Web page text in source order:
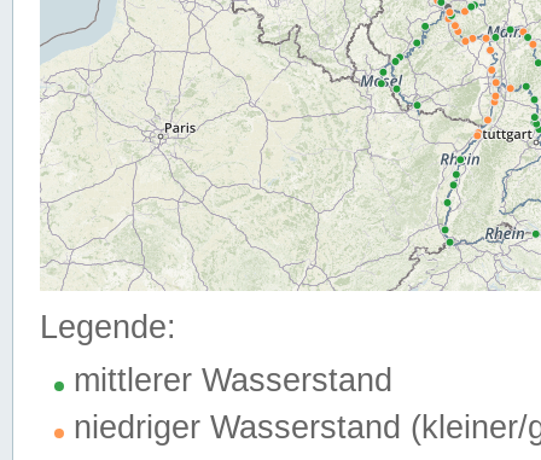
Legende:
mittlerer Wasserstand
niedriger Wasserstand (kleiner/